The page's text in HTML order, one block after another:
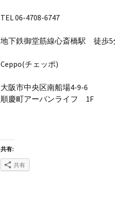
TEL 06-4708-6747
地下鉄御堂筋線心斎橋駅 徒歩5
Ceppo(チェッポ)
大阪市中央区南船場4-9-6
順慶町アーバンライフ 1F
共有:
共有